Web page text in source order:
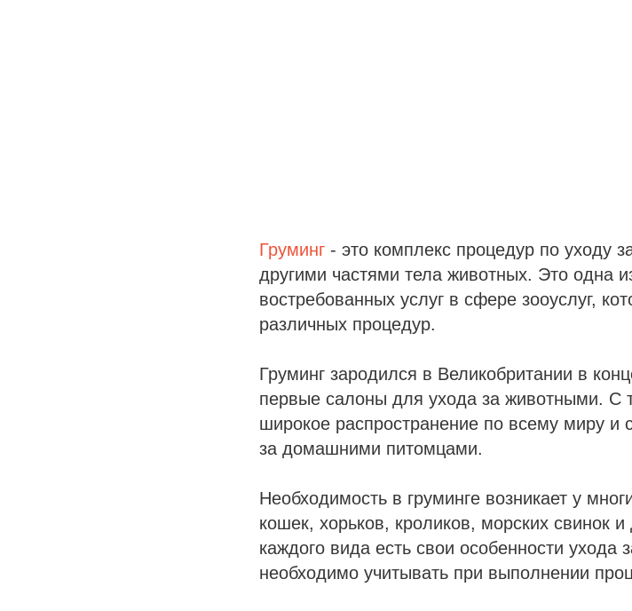
Груминг - это комплекс процедур по уходу
другими частями тела животных. Это одна
востребованных услуг в сфере зооуслуг,
различных процедур.
Груминг зародился в Великобритании в
первые салоны для ухода за животными. С
широкое распространение по всему миру и
за домашними питомцами.
Необходимость в груминге возникает у
кошек, хорьков, кроликов, морских свинок
каждого вида есть свои особенности
необходимо учитывать при выполнении